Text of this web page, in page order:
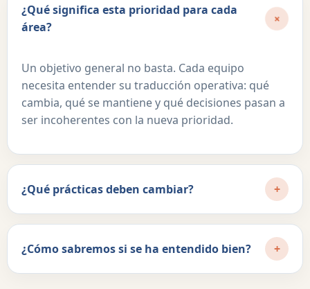
¿Qué significa esta prioridad para cada
área?
+
Un objetivo general no basta. Cada equipo
necesita entender su traducción operativa: qué
cambia, qué se mantiene y qué decisiones pasan a
ser incoherentes con la nueva prioridad.
¿Qué prácticas deben cambiar? +
¿Cómo sabremos si se ha entendido bien? +